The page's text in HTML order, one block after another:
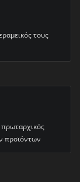
τους
προϊόντων